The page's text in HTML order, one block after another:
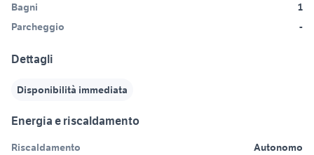
Bagni
1
Parcheggio
-
Dettagli
Disponibilità immediata
Energia e riscaldamento
Riscaldamento
Autonomo